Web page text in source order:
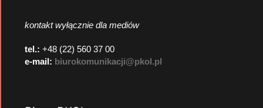
kontakt wyłącznie dla mediów
tel.: +48 (22) 560 37 00
e-mail: biurokomunikacji@pkol.pl